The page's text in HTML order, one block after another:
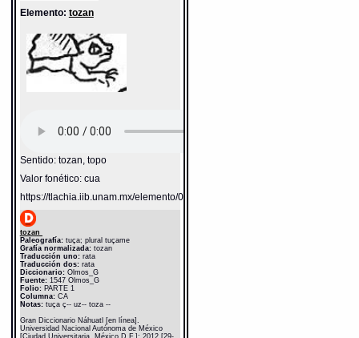
Elemento: tozan
Sentido: tozan, topo
Valor fonético: cua
https://tlachia.iib.unam.mx/elemento/02.02.14
tozan
Paleografía:tuça; plural tuçame
Grafía normalizada:tozan
Traducción uno:rata
Traducción dos:rata
Diccionario: Olmos_G
Fuente:1547 Olmos_G
Folio:PARTE 1
Columna:CA
Notas:tuça ç-- uz-- toza --
Gran Diccionario Náhuatl [en línea].
Universidad Nacional Autónoma de México
[Ciudad Universitaria, México D.F.]: 2012 [29-